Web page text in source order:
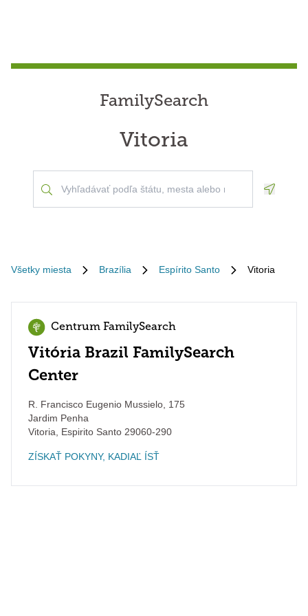
FamilySearch
Vitoria
Všetky miesta Brazília Espírito Santo Vitoria
Centrum FamilySearch
Vitória Brazil FamilySearch
Center
R. Francisco Eugenio Mussielo, 175
Jardim Penha
Vitoria
Espirito Santo 29060-290
ZÍSKAŤ POKYNY, KADIAĽ ÍSŤ